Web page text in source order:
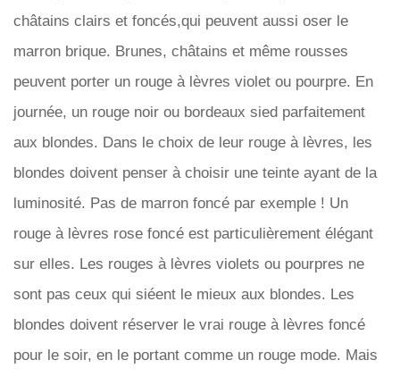
châtains clairs et foncés,qui peuvent aussi oser le
marron brique. Brunes, châtains et même rousses
peuvent porter un rouge à lèvres violet ou pourpre. En
journée, un rouge noir ou bordeaux sied parfaitement
aux blondes. Dans le choix de leur rouge à lèvres, les
blondes doivent penser à choisir une teinte ayant de la
luminosité. Pas de marron foncé par exemple ! Un
rouge à lèvres rose foncé est particulièrement élégant
sur elles. Les rouges à lèvres violets ou pourpres ne
sont pas ceux qui siéent le mieux aux blondes. Les
blondes doivent réserver le vrai rouge à lèvres foncé
pour le soir, en le portant comme un rouge mode. Mais